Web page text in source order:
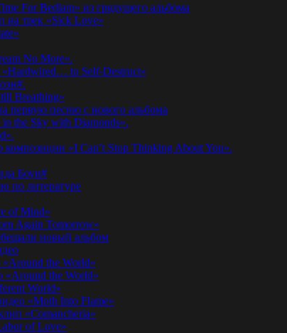
For Bedlam» из грядущего альбома
на трек «Sick Love»
No More».
to Self-Destruct»
Breathing»
первую песню с нового альбома
the Sky with Diamonds».
«I Can’t Stop Thinking About You».
Боуи#
по литературе
of Mind»
Again Tomorrow»
новый альбом
the World»
«Around the World»
World»
«Moth Into Flame»
«Comancheria»
of Love»